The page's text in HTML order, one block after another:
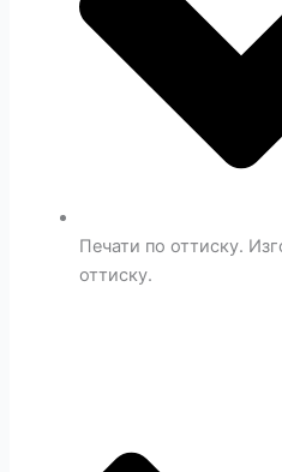
Печати по оттиску.
оттиску.